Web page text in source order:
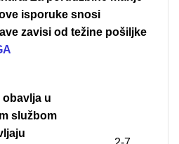
isporuke snosi
zavisi od težine pošiljke
obavlja u
službom